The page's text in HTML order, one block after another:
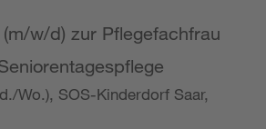
w/d) zur Pflegefachfrau
Wo.), SOS-Kinderdorf Saar,